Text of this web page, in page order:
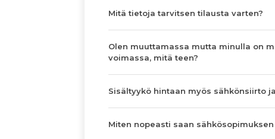
Mitä tietoja tarvitsen tilausta varten?
Olen muuttamassa mutta minulla on
voimassa, mitä teen?
Sisältyykö hintaan myös sähkönsiirto
Miten nopeasti saan